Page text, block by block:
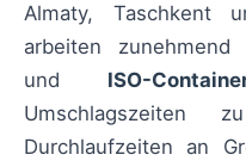
Almaty, Taschkent
arbeiten
und ISO-
Umschlagszeiten
Durchlaufzeiten an